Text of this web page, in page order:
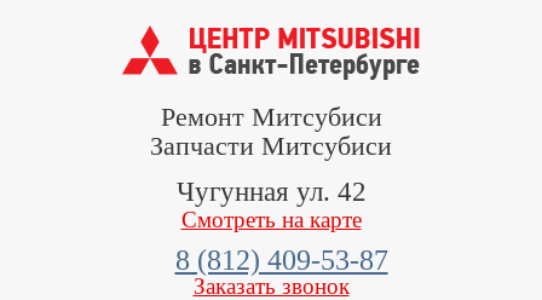
Ремонт Митсубиси
Запчасти Митсубиси
Чугунная ул. 42
Смотреть на карте
8 (812) 409-53-87
Заказать звонок